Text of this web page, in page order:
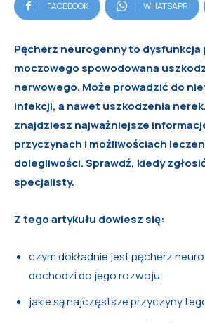
FACEBOOK WHATSAPP
Pęcherz neurogenny to dysfunkcja
moczowego spowodowana
nerwowego. Może prowadzić do
infekcji, a nawet uszkodzenia
znajdziesz najważniejsze
przyczynach i możliwościach
dolegliwości. Sprawdź, kiedy
specjalisty.
Z tego artykułu dowiesz się:
czym dokładnie jest pęcherz
dochodzi do jego rozwoju,
jakie są najczęstsze przyczyny